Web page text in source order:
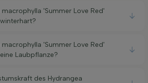
'Summer Love Red'
'Summer Love Red'
Laubpflanze?
des Hydrangea